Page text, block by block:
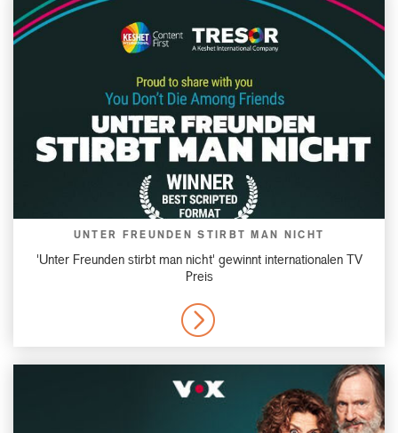
UNTER FREUNDEN STIRBT MAN NICHT
'Unter Freunden stirbt man nicht' gewinnt internationalen TV
Preis
MORE